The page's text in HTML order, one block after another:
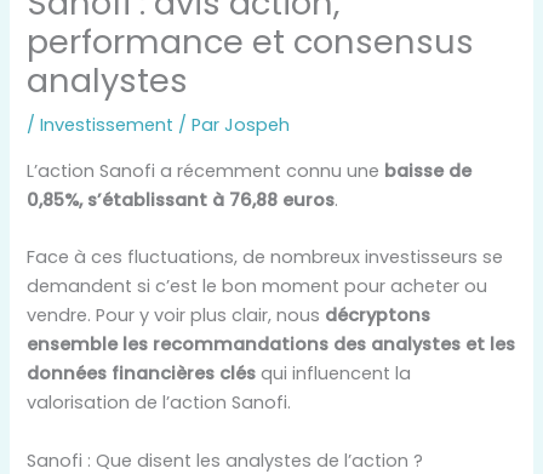
performance et consensus
analystes
/Investissement / ParJospeh
L’action Sanofi a récemment connu une baisse de
0,85%, s’établissant à 76,88 euros.
Face à ces fluctuations, de nombreux investisseurs se
demandent si c’est le bon moment pour acheter ou
vendre. Pour y voir plus clair, nous décryptons
ensemble les recommandations des analystes et les
données financières clés qui influencent la
valorisation de l’action Sanofi.
Sanofi : Que disent les analystes de l’action ?